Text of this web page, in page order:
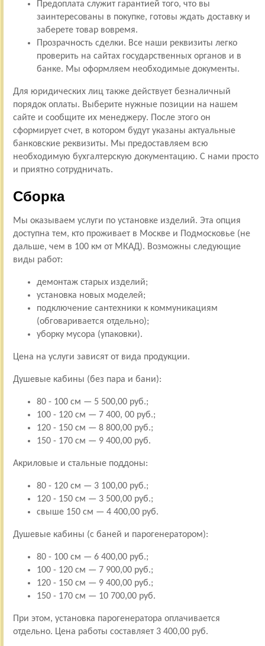
Предоплата служит гарантией того, что вы
заинтересованы в покупке, готовы ждать доставку и
заберете товар вовремя.
Прозрачность сделки. Все наши реквизиты легко
проверить на сайтах государственных органов и в
банке. Мы оформляем необходимые документы.
Для юридических лиц также действует безналичный
порядок оплаты. Выберите нужные позиции на нашем
сайте и сообщите их менеджеру. После этого он
сформирует счет, в котором будут указаны актуальные
банковские реквизиты. Мы предоставляем всю
необходимую бухгалтерскую документацию. С нами просто
и приятно сотрудничать.
Сборка
Мы оказываем услуги по установке изделий. Эта опция
доступна тем, кто проживает в Москве и Подмосковье (не
дальше, чем в 100 км от МКАД). Возможны следующие
виды работ:
демонтаж старых изделий;
установка новых моделей;
подключение сантехники к коммуникациям
(обговаривается отдельно);
уборку мусора (упаковки).
Цена на услуги зависят от вида продукции.
Душевые кабины (без пара и бани):
80 - 100 см — 5 500,00 руб.;
100 - 120 см — 7 400, 00 руб.;
120 - 150 см — 8 800,00 руб.;
150 - 170 см — 9 400,00 руб.
Акриловые и стальные поддоны:
80 - 120 см — 3 100,00 руб.;
120 - 150 см — 3 500,00 руб.;
свыше 150 см — 4 400,00 руб.
Душевые кабины (с баней и парогенератором):
80 - 100 см — 6 400,00 руб.;
100 - 120 см — 7 900,00 руб.;
120 - 150 см — 9 400,00 руб.;
150 - 170 см — 10 700,00 руб.
При этом, установка парогенератора оплачивается
отдельно. Цена работы составляет 3 400,00 руб.